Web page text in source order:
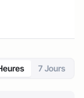
7 Jours